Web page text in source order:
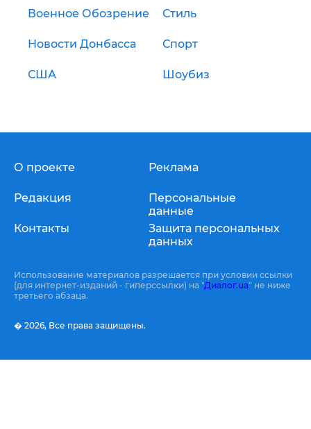
Военное Обозрение Стиль
Новости Донбасса Спорт
США Шоубиз
О проекте
Редакция
Контакты
Реклама
Персональные
данные
Защита персональных
данных
Использование материалов разрешается при условии ссылки
(для интернет-изданий - гиперссылки) на "Диалог.ua" не ниже
третьего абзаца.
� 2026, Все права защищены.